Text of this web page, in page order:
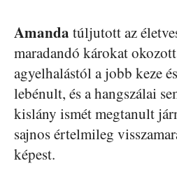
Amanda túljutott az
maradandó károkat
agyelhalástól a jobb keze
lebénult, és a hangszálai
kislány ismét megtanult
sajnos értelmileg
képest.